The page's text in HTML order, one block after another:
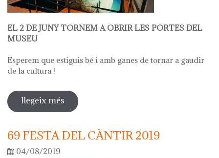
EL 2 DE JUNY TORNEM A OBRIR LES PORTES DEL
MUSEU
Esperem que estiguis bé i amb ganes de tornar a gaudir
de la cultura !
llegeix més sobre obrim el museu el 2 de juny
69 FESTA DEL CÀNTIR 2019
04/08/2019